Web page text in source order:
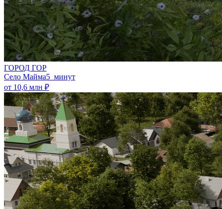
ГОРОД ГОР
Село Майма5 минут
от 10,6 млн ₽